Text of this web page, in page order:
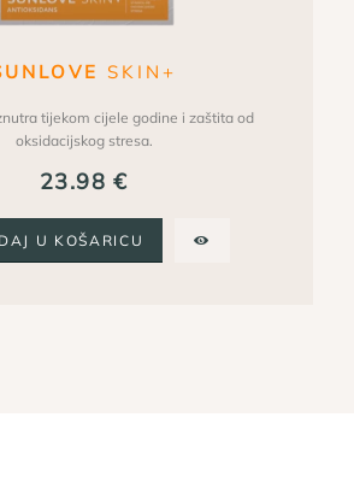
SKIN+
tijekom cijele godine i zaštita od
oksidacijskog stresa.
23.98€
U KOŠARICU